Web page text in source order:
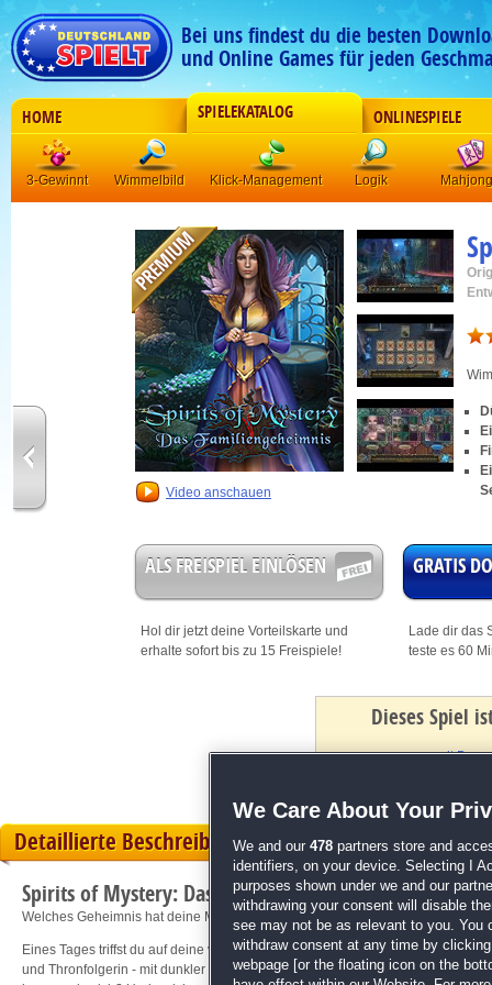
Bei uns findest du die besten
und Online Games für jeden
HOME SPIELEKATALOG ONLINESPIELE
3-Gewinnt Wimmelbild Klick-Management Logik Mahjong
Video anschauen
ALS FREISPIEL EINLÖSEN
Hol dir jetzt deine Vorteilskarte und
erhalte sofort bis zu 15 Freispiele!
GRATIS
Lade dir das
teste es 60
Dieses Spiel
mit
Detaillierte Beschreibung
Spirits of Mystery: Das Familiengeheimnis
Welches Geheimnis hat deine Mutter dir verheimlicht?
Eines Tages triffst du auf deine völlig verstörte Nanny und deinen Vater.
und Thronfolgerin - mit dunkler Magie zu bedrohen! Deinem Vater scheint er
We Care About Your
We and our 478 partners store and
identifiers, on your device. Selecting I
purposes shown under we and our
withdrawing your consent will disable
see may not be as relevant to you. You
withdraw consent at any time by
webpage [or the floating icon on the